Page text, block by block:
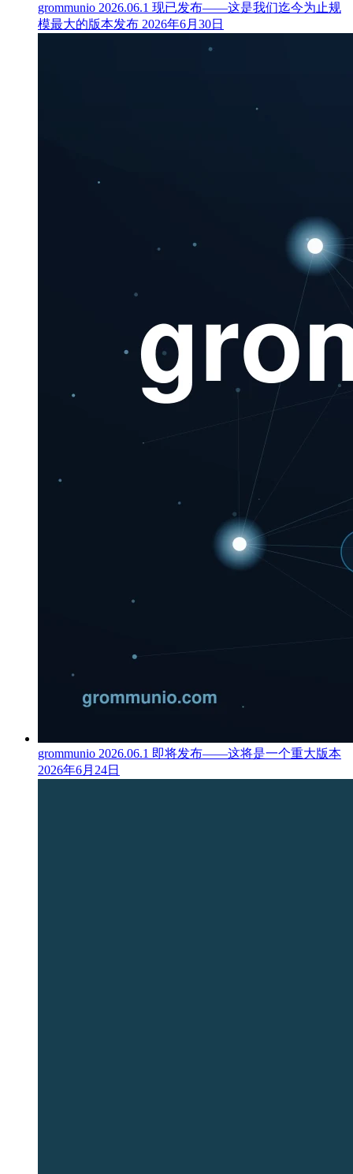
grommunio 2026.06.1 现已发布——这是我们迄今为止规
模最大的版本发布 2026年6月30日
grommunio 2026.06.1 即将发布——这将是一个重大版本
2026年6月24日